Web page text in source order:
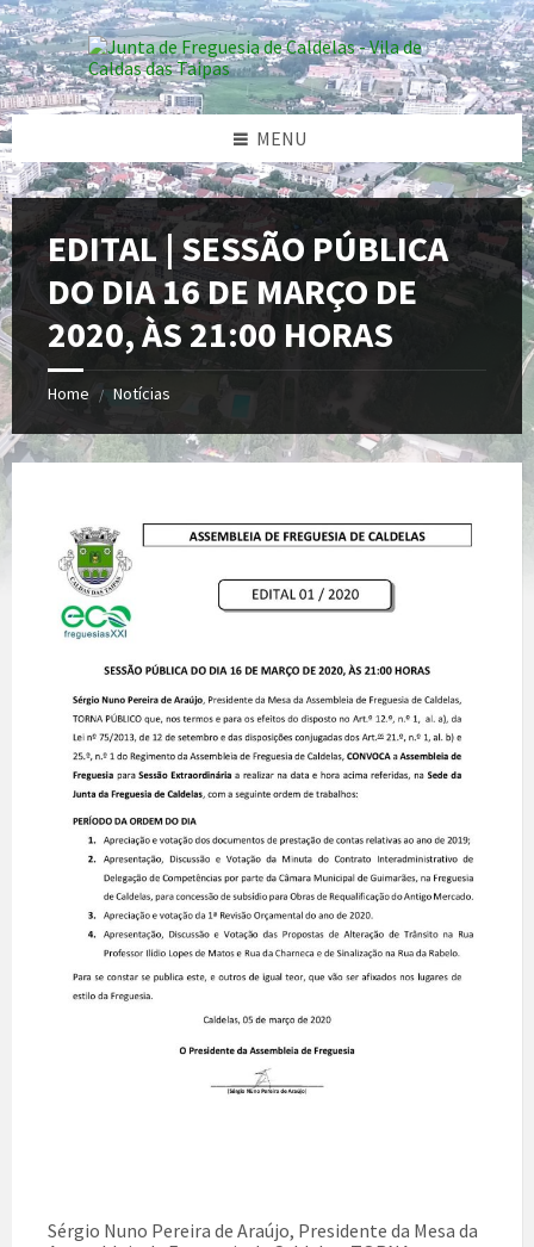
Skip
to
content
Skip
to
left
sidebar
Skip
to
right
sidebar
Skip
to
footer
MENU
EDITAL | SESSÃO PÚBLICA
DO DIA 16 DE MARÇO DE
2020, ÀS 21:00 HORAS
Home / Notícias
Sérgio Nuno Pereira de Araújo, Presidente da Mesa da